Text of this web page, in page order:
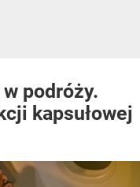
podróży.
kapsułowej